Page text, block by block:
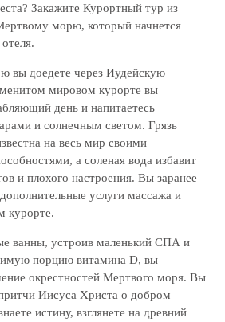
Закажите Курортный тур из
морю, который начнется
вы доедете через Иудейскую
мировом курорте вы
день и напитаетесь
и солнечным светом. Грязь
на весь мир своими
а соленая вода избавит
и плохого настроения. Вы заранее
услуги массажа и
курорте.
ванны, устроив маленький СПА и
порцию витамина D, вы
окрестностей Мертвого моря. Вы
Иисуса Христа о добром
истину, взглянете на древний